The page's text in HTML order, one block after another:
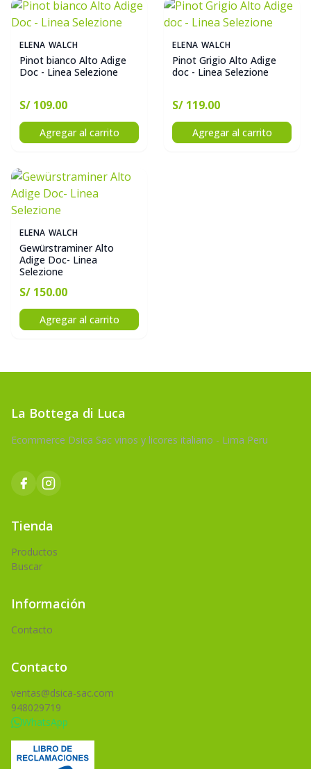
ELENA WALCH
Pinot bianco Alto Adige
Doc - Linea Selezione
S/ 109.00
Agregar al carrito
ELENA WALCH
Pinot Grigio Alto Adige
doc - Linea Selezione
S/ 119.00
Agregar al carrito
ELENA WALCH
Gewürstraminer Alto
Adige Doc- Linea
Selezione
S/ 150.00
Agregar al carrito
La Bottega di Luca
Ecommerce Dsica Sac vinos y licores italiano - Lima Peru
Tienda
Productos
Buscar
Información
Contacto
Contacto
ventas@dsica-sac.com
948029719
WhatsApp